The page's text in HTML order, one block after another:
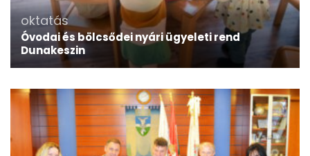
oktatás
Óvodai és bölcsődei nyári ügyeleti rend
Dunakeszin